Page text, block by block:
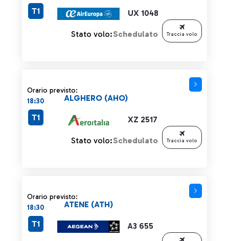
UX 1048
T1
Stato volo:Schedulato Traccia volo
Orario previsto:
18:30
XZ 2517
ALGHERO (AHO)
T1
Stato volo:Schedulato Traccia volo
Orario previsto:
18:30
A3 655
ATENE (ATH)
T1